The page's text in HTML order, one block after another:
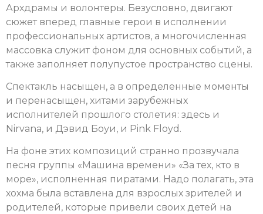
Архдрамы и волонтеры. Безусловно, двигают
сюжет вперед главные герои в исполнении
профессиональных артистов, а многочисленная
массовка служит фоном для основных событий, а
также заполняет полупустое пространство сцены.
Спектакль насыщен, а в определенные моменты
и перенасыщен, хитами зарубежных
исполнителей прошлого столетия: здесь и
Nirvana, и Дэвид Боуи, и Pink Floyd.
На фоне этих композиций странно прозвучала
песня группы «Машина времени» «За тех, кто в
море», исполненная пиратами. Надо полагать, эта
хохма была вставлена для взрослых зрителей и
родителей, которые привели своих детей на